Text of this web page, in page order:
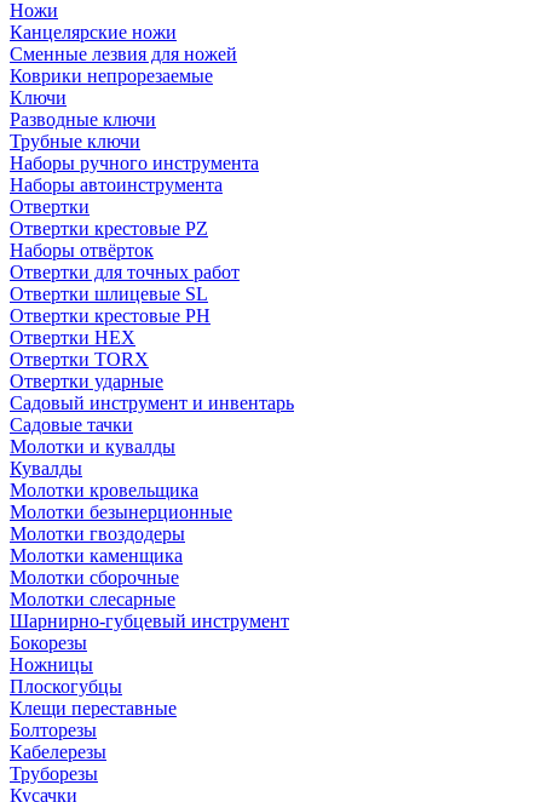
Ножи
Канцелярские ножи
Сменные лезвия для ножей
Коврики непрорезаемые
Ключи
Разводные ключи
Трубные ключи
Наборы ручного инструмента
Наборы автоинструмента
Отвертки
Отвертки крестовые PZ
Наборы отвёрток
Отвертки для точных работ
Отвертки шлицевые SL
Отвертки крестовые PH
Отвертки HEX
Отвертки TORX
Отвертки ударные
Садовый инструмент и инвентарь
Садовые тачки
Молотки и кувалды
Кувалды
Молотки кровельщика
Молотки безынерционные
Молотки гвоздодеры
Молотки каменщика
Молотки сборочные
Молотки слесарные
Шарнирно-губцевый инструмент
Бокорезы
Ножницы
Плоскогубцы
Клещи переставные
Болторезы
Кабелерезы
Труборезы
Кусачки